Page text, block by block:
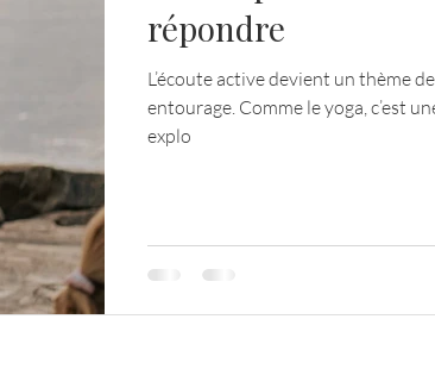
répondre
L’écoute active devient un thème
entourage. Comme le yoga, c’est une pratique constante nous faisant
explo